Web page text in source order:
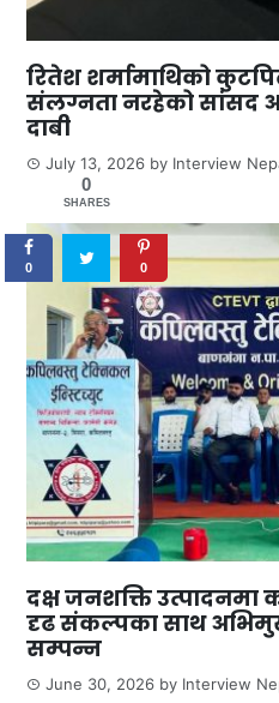
रितेश शर्मामाथिको
संलग्नता नरहेको सांसद
दाबी
July 13, 2026 by Interview
दक्ष जनशक्ति उत्पादनमा
दृढ संकल्पका साथ
सम्पन्न
June 30, 2026 by Interview
0
SHARES
0 0